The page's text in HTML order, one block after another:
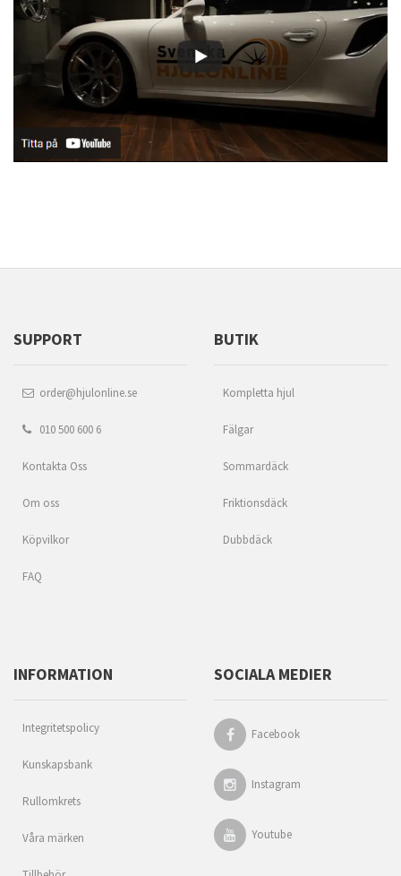
SUPPORT
order@hjulonline.se
010 500 600 6
Kontakta Oss
Om oss
Köpvilkor
FAQ
BUTIK
Kompletta hjul
Fälgar
Sommardäck
Friktionsdäck
Dubbdäck
INFORMATION
Integritetspolicy
Kunskapsbank
Rullomkrets
Våra märken
SOCIALA MEDIER
Facebook
Instagram
Youtube